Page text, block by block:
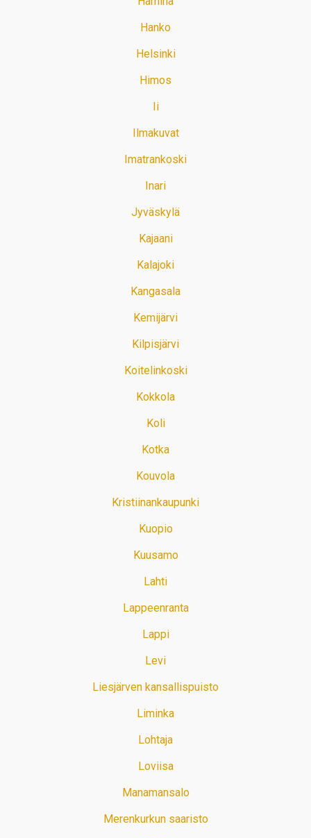
Hanko
Helsinki
Himos
Ii
Ilmakuvat
Imatrankoski
Inari
Jyväskylä
Kajaani
Kalajoki
Kangasala
Kemijärvi
Kilpisjärvi
Koitelinkoski
Kokkola
Koli
Kotka
Kouvola
Kristiinankaupunki
Kuopio
Kuusamo
Lahti
Lappeenranta
Lappi
Levi
Liesjärven kansallispuisto
Liminka
Lohtaja
Loviisa
Manamansalo
Merenkurkun saaristo